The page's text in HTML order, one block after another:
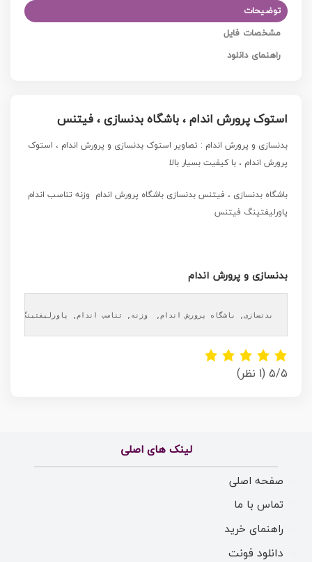
توضیحات
مشخصات فایل
راهنمای دانلود
استوک پرورش اندام ، باشگاه بدنسازی ، فیتنس
بدنسازی و پرورش اندام : تصاویر استوک بدنسازی و پرورش اندام ، استوک
پرورش اندام ، با کیفیت بسیار بالا
باشگاه بدنسازی ، فیتنس بدنسازی باشگاه پرورش اندام وزنه تناسب اندام
پاورلیفتینگ فیتنس
بدنسازی و پرورش اندام
بدنسازی, باشگاه پرورش اندام,  وزنه, تناسب اندام, پاورلیفتینگ,
5/5 (1 نظر)
لینک های اصلی
صفحه اصلی
تماس با ما
راهنمای خرید
دانلود فونت